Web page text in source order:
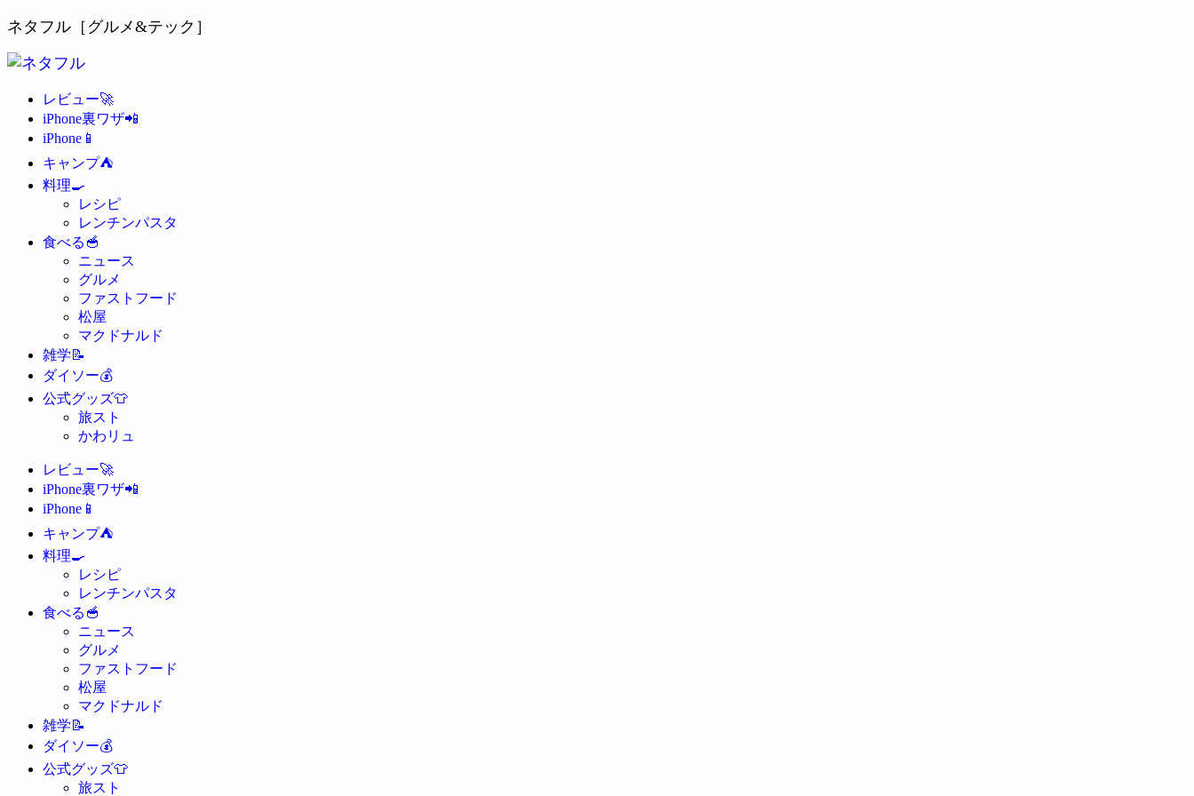
ネタフル［グルメ&テック］
レビュー🚀
iPhone裏ワザ📲
iPhone 📱
キャンプ⛺
料理🍳
レシピ
レンチンパスタ
食べる 🥣
ニュース
グルメ
ファストフード
松屋
マクドナルド
雑学📝
ダイソー💰
公式グッズ👕
旅スト
かわリュ
レビュー🚀
iPhone裏ワザ📲
iPhone 📱
キャンプ⛺
料理🍳
レシピ
レンチンパスタ
食べる 🥣
ニュース
グルメ
ファストフード
松屋
マクドナルド
雑学📝
ダイソー💰
公式グッズ👕
旅スト